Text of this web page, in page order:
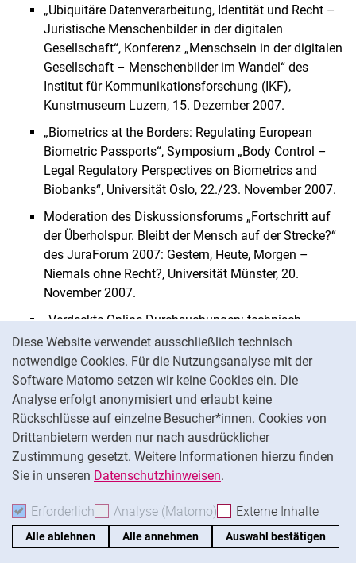
Diese Website verwendet ausschließlich technisch
notwendige Cookies. Für die Nutzungsanalyse mit der
Software Matomo setzen wir keine Cookies ein. Die
Analyse erfolgt anonymisiert und erlaubt keine
Rückschlüsse auf einzelne Besucher*innen. Cookies von
Drittanbietern werden nur nach ausdrücklicher
Zustimmung gesetzt. Weitere Informationen hierzu finden
Sie in unseren Datenschutzhinweisen.
Erforderlich Erforderliche Cookies akzeptieren
Analyse (Matomo) Analyse-Cookies
Externe Inhalte
Alle ablehnen Alle annehmen Auswahl bestätigen
„Ubiquitäre Datenverarbeitung, Identität und Recht –
Juristische Menschenbilder in der digitalen
Gesellschaft“, Konferenz „Menschsein in der digitalen
Gesellschaft – Menschenbilder im Wandel“ des
Institut für Kommunikationsforschung (IKF),
Kunstmuseum Luzern, 15. Dezember 2007.
„Biometrics at the Borders: Regulating European
Biometric Passports“, Symposium „Body Control –
Legal Regulatory Perspectives on Biometrics and
Biobanks“, Universität Oslo, 22./23. November 2007.
Moderation des Diskussionsforums „Fortschritt auf
der Überholspur. Bleibt der Mensch auf der Strecke?“
des JuraForum 2007: Gestern, Heute, Morgen –
Niemals ohne Recht?, Universität Münster, 20.
November 2007.
„Verdeckte Online-Durchsuchungen: technisch
machbar und rechtlich zulässig?“, KIK – Kasseler
Informatik-Kolloquium, 1. November 2007, Kassel.
„Weniger Drähte = mehr rechtliche Risiken? Aktuelle
Rechtsprobleme des Einsatzes von W-LAN
Systemen“, Arbeitskreis EDV und Recht Köln e.V., 15.
August 2007, Köln.
„Den Fingerabdruck im Gepäck“. Postersession,
2007, Darmstadt.
„The European Biometric Passports: Legislative